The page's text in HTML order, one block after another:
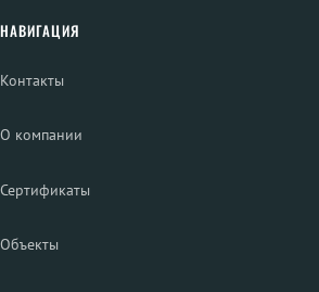
НАВИГАЦИЯ
Контакты
О компании
Сертификаты
Объекты